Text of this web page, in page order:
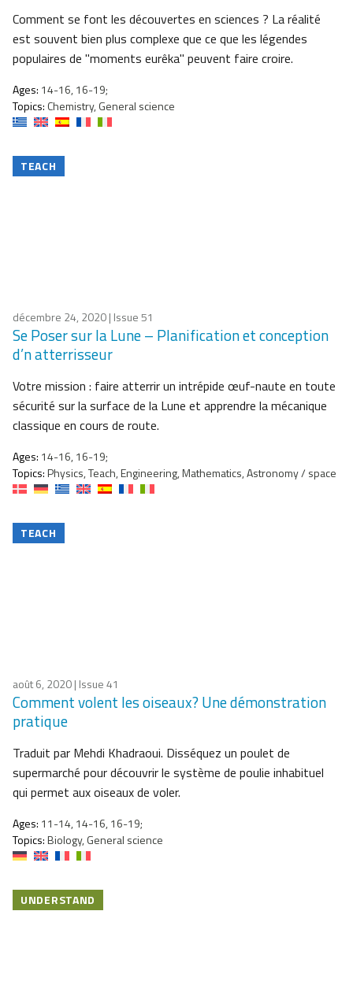
Comment se font les découvertes en sciences ? La réalité
est souvent bien plus complexe que ce que les légendes
populaires de "moments eurêka" peuvent faire croire.
Ages: 14-16, 16-19;
Topics: Chemistry, General science
TEACH
décembre 24, 2020| Issue 51
Se Poser sur la Lune – Planification et conception
d’n atterrisseur
Votre mission : faire atterrir un intrépide œuf-naute en toute
sécurité sur la surface de la Lune et apprendre la mécanique
classique en cours de route.
Ages: 14-16, 16-19;
Topics:Physics, Teach, Engineering, Mathematics, Astronomy / space
TEACH
août 6, 2020| Issue 41
Comment volent les oiseaux? Une démonstration
pratique
Traduit par Mehdi Khadraoui. Disséquez un poulet de
supermarché pour découvrir le système de poulie inhabituel
qui permet aux oiseaux de voler.
Ages: 11-14, 14-16, 16-19;
Topics:Biology, General science
UNDERSTAND